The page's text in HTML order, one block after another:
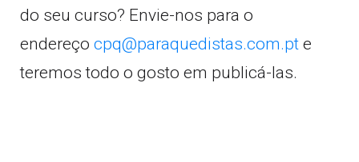
do seu curso? Envie-nos para o
endereço cpq@paraquedistas.com.pt e
teremos todo o gosto em publicá-las.